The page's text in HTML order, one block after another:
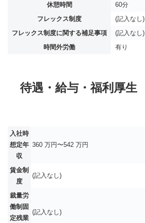
休憩時間
60分
フレックス制度
(記入なし)
フレックス制度に関する補足事項
(記入なし)
時間外労働
有り
待遇・給与・福利厚生
入社時
想定年
収
360 万円〜542 万円
賃金制
度
(記入なし)
裁量労
働制固
定残業
(記入なし)